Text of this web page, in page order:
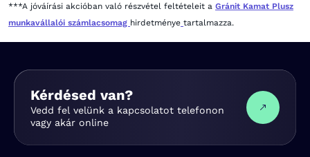
***A jóváírási akcióban való részvétel feltételeit a Gránit Kamat Plusz
munkavállalói számlacsomag hirdetménye tartalmazza.
Kérdésed van?
Vedd fel velünk a kapcsolatot telefonon
vagy akár online